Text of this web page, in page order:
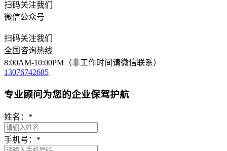
扫码关注我们
微信公众号
扫码关注我们
全国咨询热线
8:00AM-10:00PM（非工作时间请微信联系）
13076742685
专业顾问为您的企业保驾护航
姓名： *
手机号： *